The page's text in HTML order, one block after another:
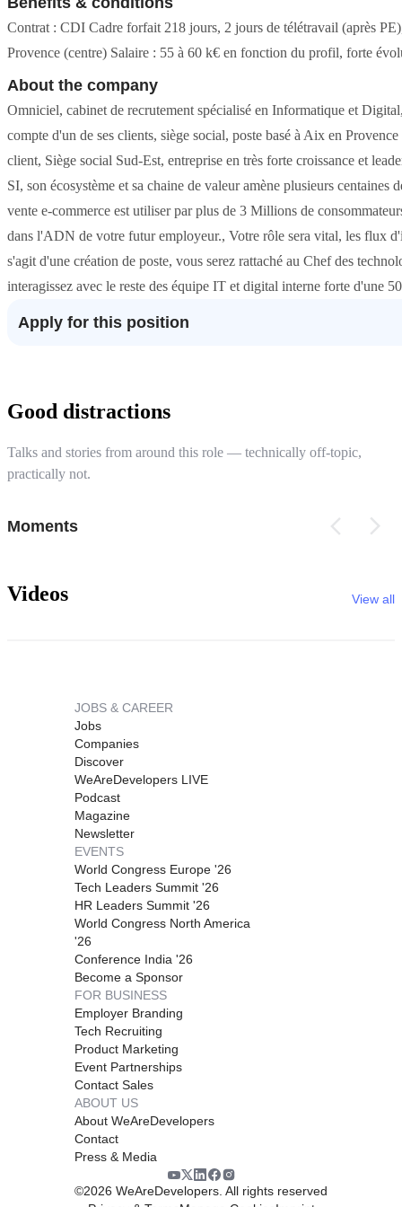
Contrat : CDI Cadre forfait 218 jours, 2 jours de télétravail (après
Provence (centre) Salaire : 55 à 60 k€ en fonction du profil, forte
About the company
Omniciel, cabinet de recrutement spécialisé en Informatique et
compte d'un de ses clients, siège social, poste basé à Aix en
client, Siège social Sud-Est, entreprise en très forte croissance et
SI, son écosystème et sa chaine de valeur amène plusieurs
vente e-commerce est utiliser par plus de 3 Millions de
dans l'ADN de votre futur employeur., Votre rôle sera vital, les flux
s'agit d'une création de poste, vous serez rattaché au Chef des
interagissez avec le reste des équipe IT et digital interne forte d'une
Apply for this position
Good distractions
Talks and stories from around this role — technically off-topic,
practically not.
Moments
Videos View all
JOBS & CAREER
Jobs
Companies
Discover
WeAreDevelopers LIVE
Podcast
Magazine
Newsletter
EVENTS
World Congress Europe '26
Tech Leaders Summit '26
HR Leaders Summit '26
World Congress North America
'26
Conference India '26
Become a Sponsor
FOR BUSINESS
Employer Branding
Tech Recruiting
Product Marketing
Event Partnerships
Contact Sales
ABOUT US
About WeAreDevelopers
Contact
Press & Media
©2026 WeAreDevelopers. All rights reserved